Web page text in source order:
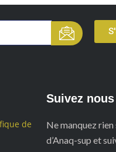
de
Suivez
Ne manquez rien
d’Anaq-sup et